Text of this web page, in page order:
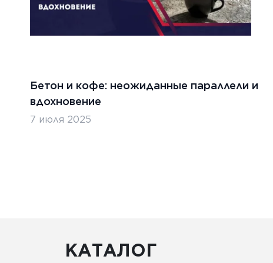
Бетон и кофе: неожиданные параллели и
вдохновение
7 июля 2025
КАТАЛОГ